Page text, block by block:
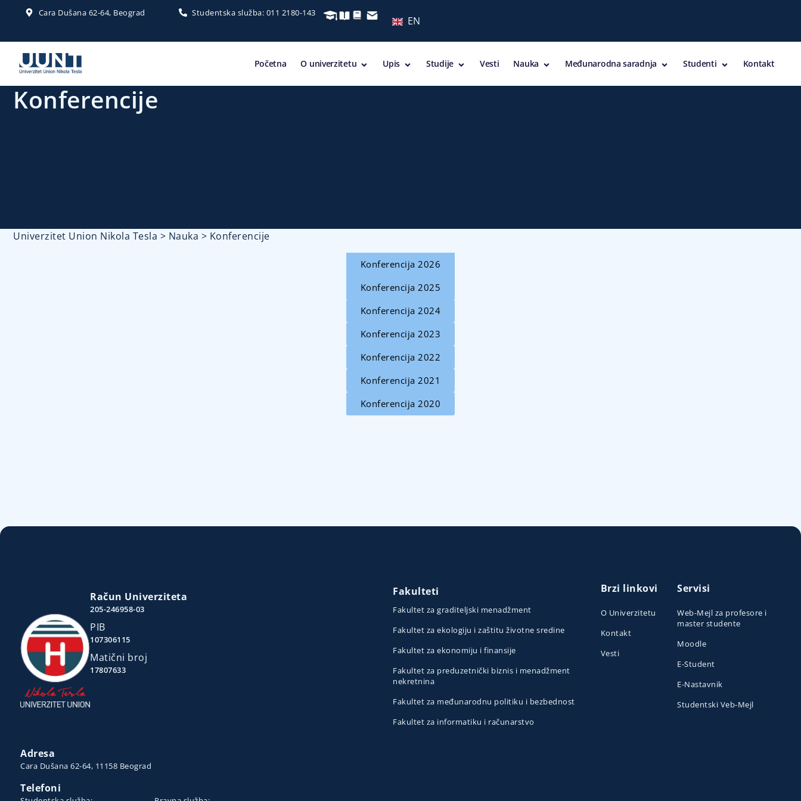
Cara Dušana 62-64, Beograd Studentska služba: 011 2180-143
EN
Početna O univerzitetu Upis Studije Vesti Nauka Međunarodna saradnja Studenti Kontakt
Konferencije
Univerzitet Union Nikola Tesla > Nauka > Konferencije
Konferencija 2026
Konferencija 2025
Konferencija 2024
Konferencija 2023
Konferencija 2022
Konferencija 2021
Konferencija 2020
Račun Univerziteta
205-246958-03
PIB
107306115
Matični broj
17807633
Adresa
Cara Dušana 62-64, 11158 Beograd
Telefoni
Fakulteti
Fakultet za graditeljski menadžment
Fakultet za ekologiju i zaštitu životne sredine
Fakultet za ekonomiju i finansije
Fakultet za preduzetnički biznis i menadžment
nekretnina
Fakultet za međunarodnu politiku i bezbednost
Fakultet za informatiku i računarstvo
Brzi linkovi
O Univerzitetu
Kontakt
Vesti
Servisi
Web-Mejl za profesore i
master studente
Moodle
E-Student
E-Nastavnik
Studentski Veb-Mejl